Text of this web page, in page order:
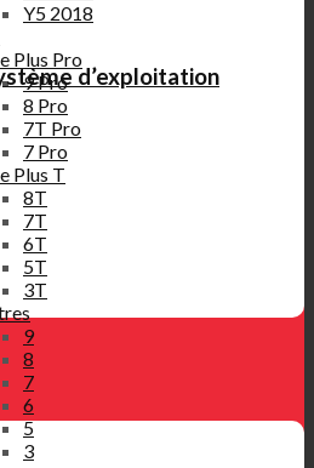
Y5 2018
Plus Pro
9 Pro
8 Pro
7T Pro
7 Pro
Plus T
8T
7T
6T
5T
3T
9
8
7
6
5
3
d’exploitation